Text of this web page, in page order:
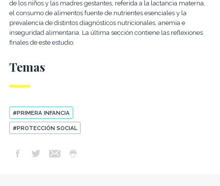
de los niños y las madres gestantes, referida a la lactancia materna,
el consumo de alimentos fuente de nutrientes esenciales y la
prevalencia de distintos diagnósticos nutricionales, anemia e
inseguridad alimentaria. La última sección contiene las reflexiones
finales de este estudio.
Temas
#PRIMERA INFANCIA
#PROTECCIÓN SOCIAL